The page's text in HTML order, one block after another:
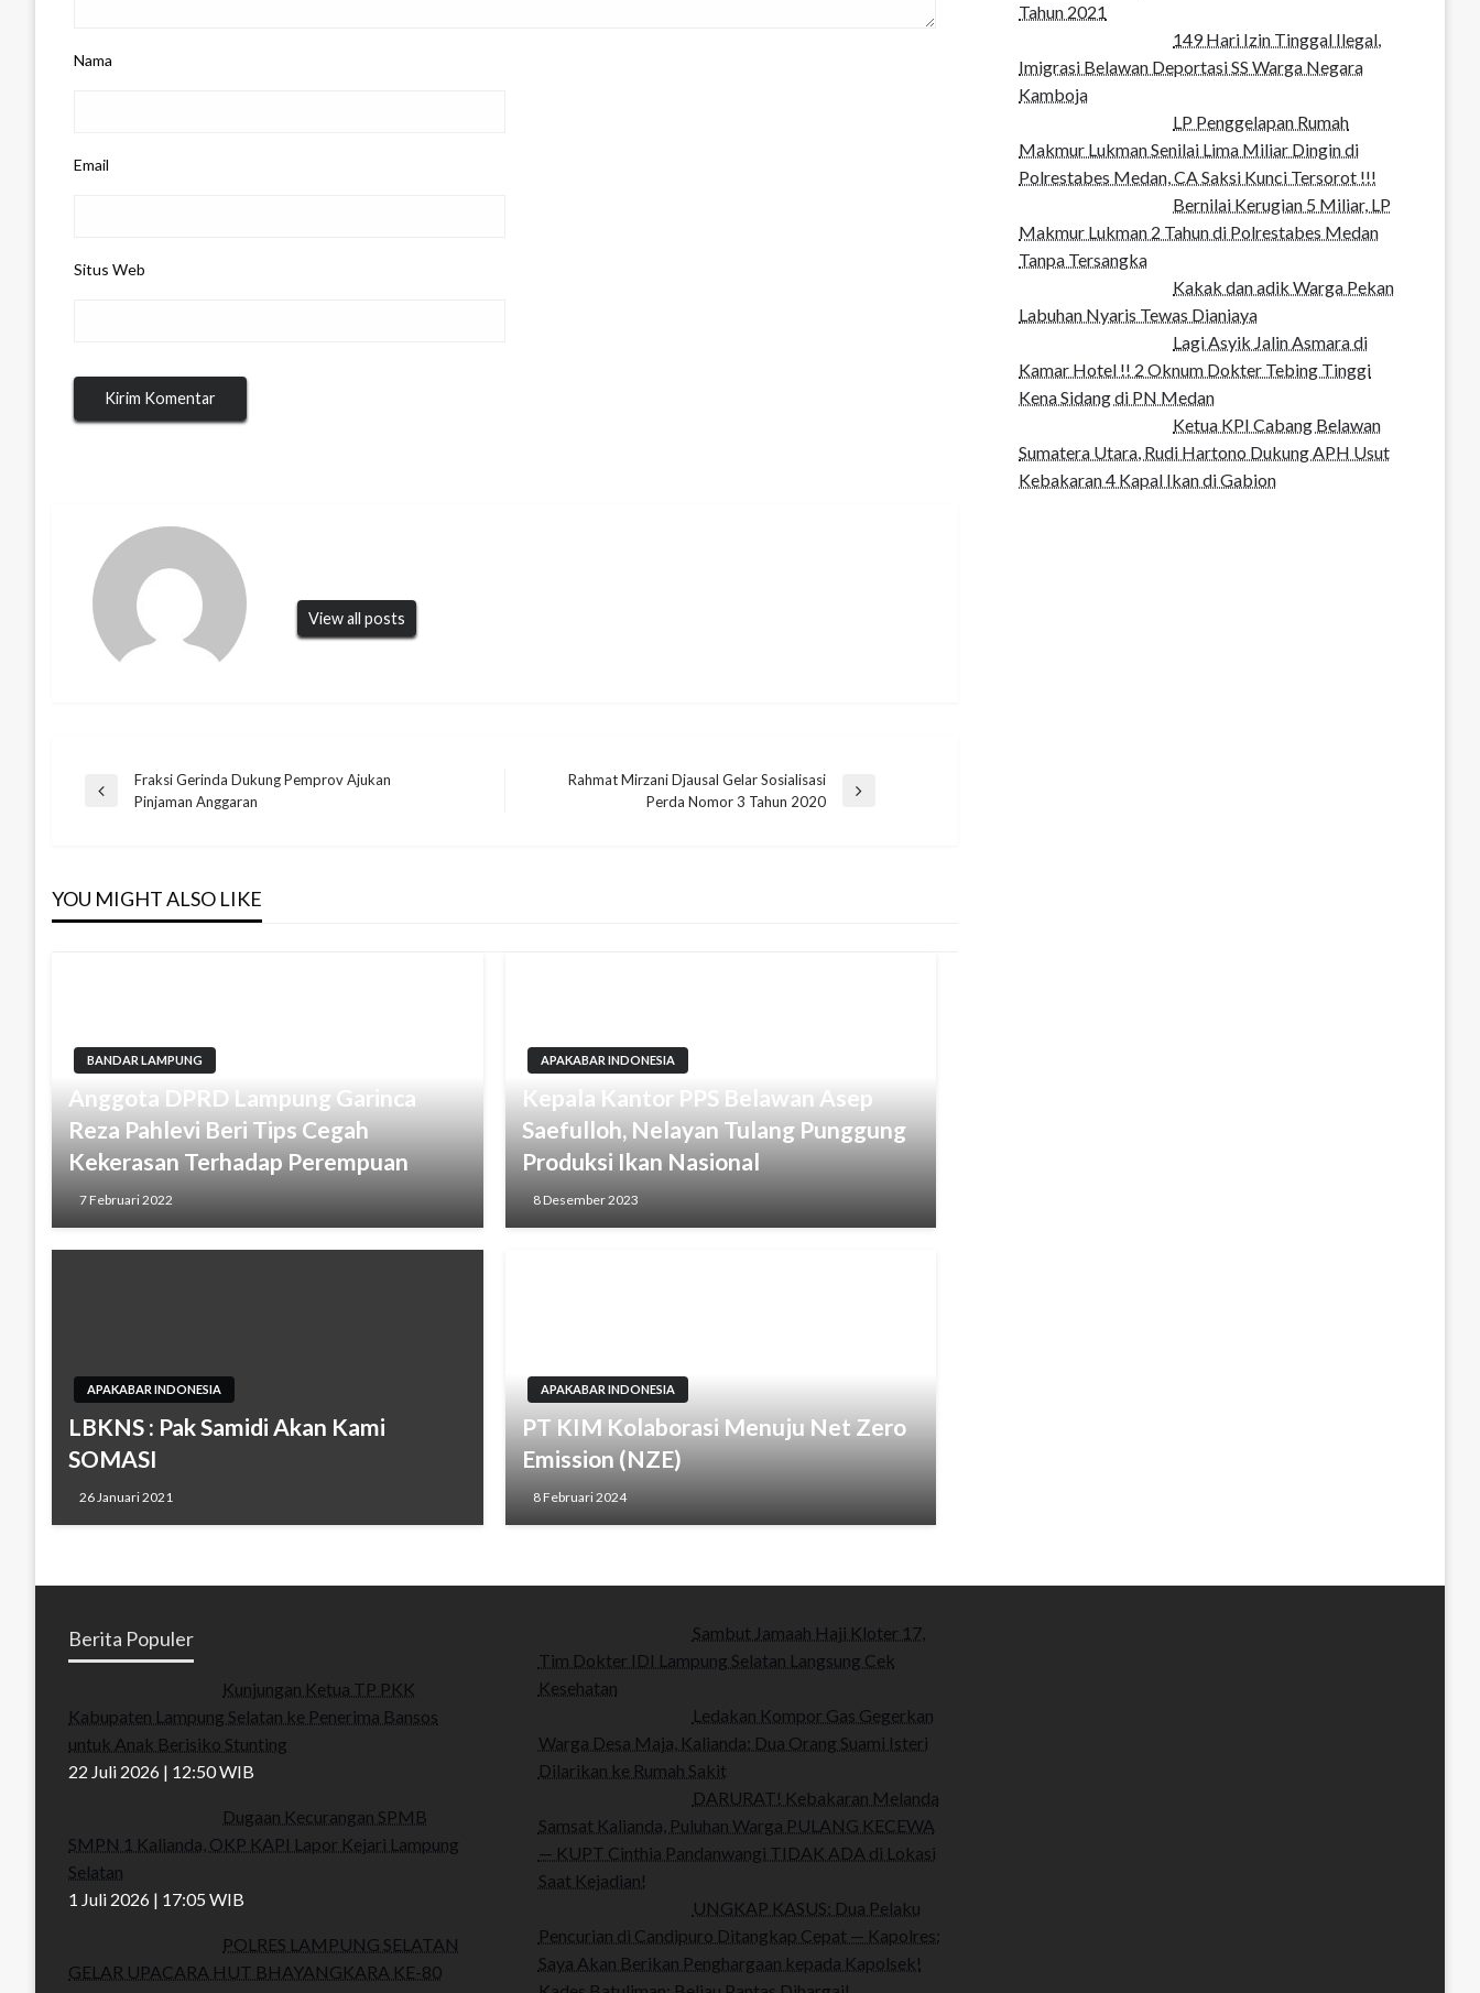
Nama
Email
Situs Web
View all posts
Navigasi
Previous
Fraksi Gerinda Dukung Pemprov Ajukan
Pinjaman Anggaran
Rahmat Mirzani Djausal Gelar Sosialisasi
Perda Nomor 3 Tahun 2020
YOU MIGHT ALSO LIKE
BANDAR LAMPUNG
Anggota DPRD Lampung Garinca
Reza Pahlevi Beri Tips Cegah
Kekerasan Terhadap Perempuan
7 Februari 2022
APAKABAR INDONESIA
Kepala Kantor PPS Belawan Asep
Saefulloh, Nelayan Tulang Punggung
Produksi Ikan Nasional
8 Desember 2023
APAKABAR INDONESIA
LBKNS : Pak Samidi Akan Kami
SOMASI
26 Januari 2021
APAKABAR INDONESIA
PT KIM Kolaborasi Menuju Net Zero
Emission (NZE)
8 Februari 2024
Tahun 2021
149 Hari Izin Tinggal Ilegal,
Imigrasi Belawan Deportasi SS Warga Negara
Kamboja
LP Penggelapan Rumah
Makmur Lukman Senilai Lima Miliar Dingin di
Polrestabes Medan, CA Saksi Kunci Tersorot !!!
Bernilai Kerugian 5 Miliar, LP
Makmur Lukman 2 Tahun di Polrestabes Medan
Tanpa Tersangka
Kakak dan adik Warga Pekan
Labuhan Nyaris Tewas Dianiaya
Lagi Asyik Jalin Asmara di
Kamar Hotel !! 2 Oknum Dokter Tebing Tinggi
Kena Sidang di PN Medan
Ketua KPI Cabang Belawan
Sumatera Utara, Rudi Hartono Dukung APH Usut
Kebakaran 4 Kapal Ikan di Gabion
Berita Populer
Kunjungan Ketua TP PKK
Kabupaten Lampung Selatan ke Penerima Bansos
untuk Anak Berisiko Stunting
22 Juli 2026 | 12:50 WIB
Dugaan Kecurangan SPMB
SMPN 1 Kalianda, OKP KAPI Lapor Kejari Lampung
Selatan
1 Juli 2026 | 17:05 WIB
POLRES LAMPUNG SELATAN
GELAR UPACARA HUT BHAYANGKARA KE-80
Sambut Jamaah Haji Kloter 17,
Tim Dokter IDI Lampung Selatan Langsung Cek
Kesehatan
Ledakan Kompor Gas Gegerkan
Warga Desa Maja, Kalianda: Dua Orang Suami Isteri
Dilarikan ke Rumah Sakit
DARURAT! Kebakaran Melanda
Samsat Kalianda, Puluhan Warga PULANG KECEWA
— KUPT Cinthia Pandanwangi TIDAK ADA di Lokasi
Saat Kejadian!
UNGKAP KASUS: Dua Pelaku
Pencurian di Candipuro Ditangkap Cepat — Kapolres:
Saya Akan Berikan Penghargaan kepada Kapolsek!